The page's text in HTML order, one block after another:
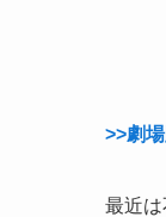
>>劇
最近は